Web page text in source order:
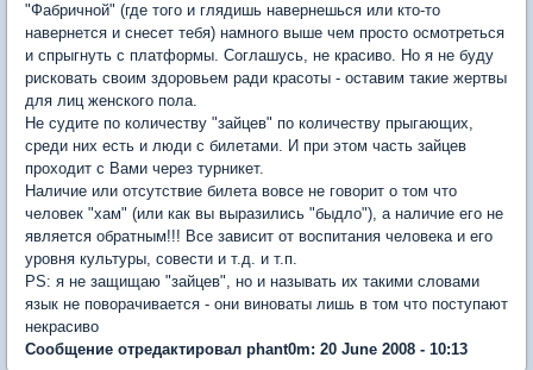
"Фабричной" (где того и глядишь навернешься или кто-то
навернется и снесет тебя) намного выше чем просто осмотреться
и спрыгнуть с платформы. Соглашусь, не красиво. Но я не буду
рисковать своим здоровьем ради красоты - оставим такие жертвы
для лиц женского пола.
Не судите по количеству "зайцев" по количеству прыгающих,
среди них есть и люди с билетами. И при этом часть зайцев
проходит с Вами через турникет.
Наличие или отсутствие билета вовсе не говорит о том что
человек "хам" (или как вы выразились "быдло"), а наличие его не
является обратным!!! Все зависит от воспитания человека и его
уровня культуры, совести и т.д. и т.п.
PS: я не защищаю "зайцев", но и называть их такими словами
язык не поворачивается - они виноваты лишь в том что поступают
некрасиво
Сообщение отредактировал phant0m: 20 June 2008 - 10:13